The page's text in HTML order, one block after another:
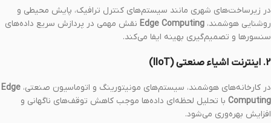
در زیرساخت‌های شهری مانند سیستم‌های کنترل ترافیک، پایش محیطی و
روشنایی هوشمند، Edge Computing نقش مهمی در پردازش سریع داده‌های
سنسورها و تصمیم‌گیری بهینه ایفا می‌کند.
2. اینترنت اشیاء صنعتی (IIoT)
در کارخانه‌های هوشمند، سیستم‌های مونیتورینگ و اتوماسیون صنعتی، Edge
Computing با تحلیل لحظه‌ای داده‌ها موجب کاهش توقف‌های ناگهانی و
افزایش بهره‌وری می‌شود.